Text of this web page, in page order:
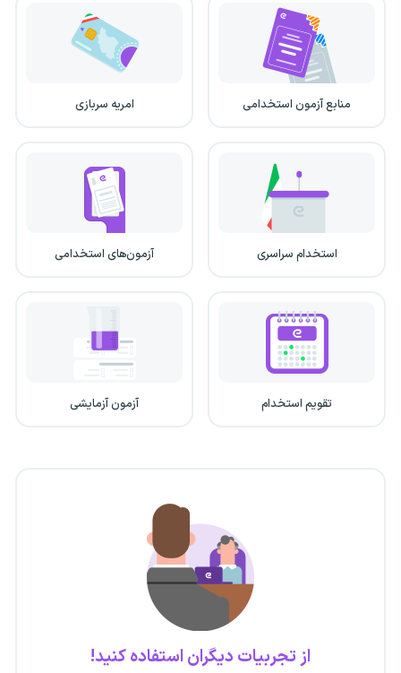
منابع آزمون استخدامی امریه سربازی
استخدام سراسری آزمون‌های استخدامی
تقویم استخدام آزمون آزمایشی
از تجربیات دیگران استفاده کنید!